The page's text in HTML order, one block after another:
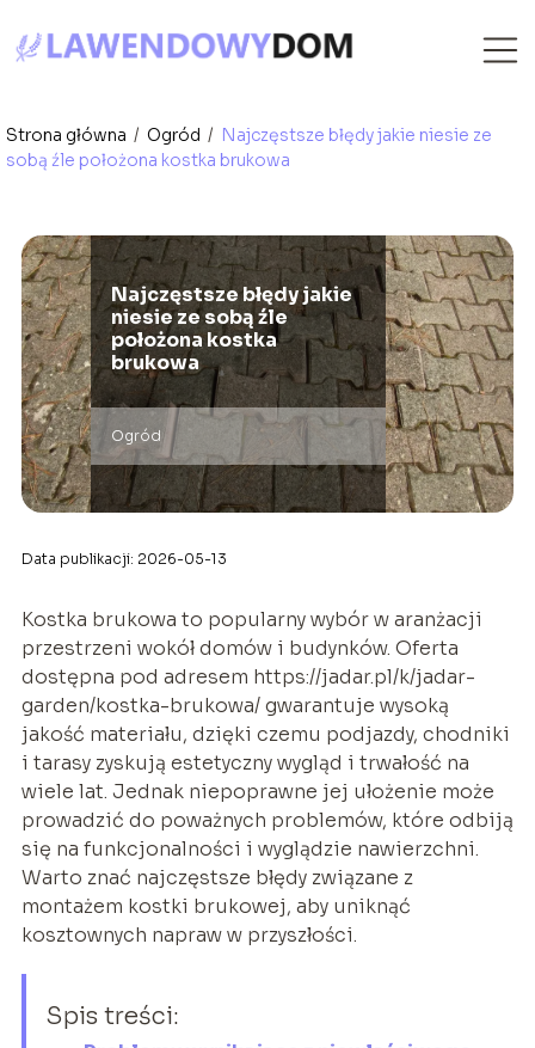
Strona główna / Ogród / Najczęstsze błędy jakie niesie ze
sobą źle położona kostka brukowa
Najczęstsze błędy jakie
niesie ze sobą źle
położona kostka
brukowa
Ogród
Data publikacji: 2026-05-13
Kostka brukowa to popularny wybór w aranżacji
przestrzeni wokół domów i budynków. Oferta
dostępna pod adresem https://jadar.pl/k/jadar-
garden/kostka-brukowa/ gwarantuje wysoką
jakość materiału, dzięki czemu podjazdy, chodniki
i tarasy zyskują estetyczny wygląd i trwałość na
wiele lat. Jednak niepoprawne jej ułożenie może
prowadzić do poważnych problemów, które odbiją
się na funkcjonalności i wyglądzie nawierzchni.
Warto znać najczęstsze błędy związane z
montażem kostki brukowej, aby uniknąć
kosztownych napraw w przyszłości.
Spis treści: